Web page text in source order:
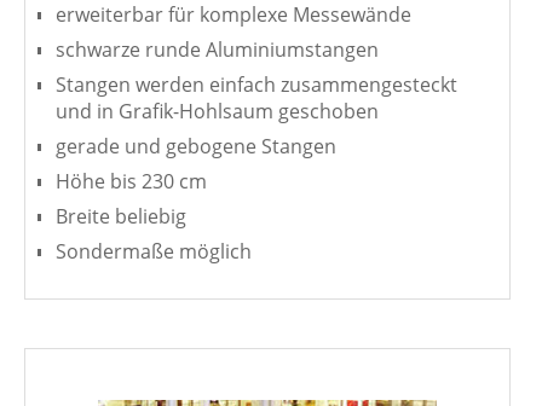
erweiterbar für komplexe Messewände
schwarze runde Aluminiumstangen
Stangen werden einfach zusammengesteckt
und in Grafik-Hohlsaum geschoben
gerade und gebogene Stangen
Höhe bis 230 cm
Breite beliebig
Sondermaße möglich